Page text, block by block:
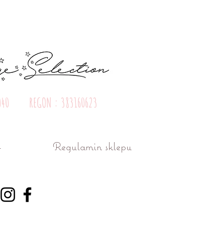
REGON : 383160623
Regulamin sklepu